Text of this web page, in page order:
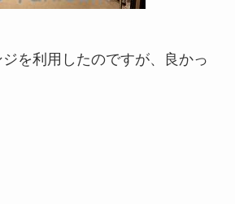
を利用したのですが、良かっ